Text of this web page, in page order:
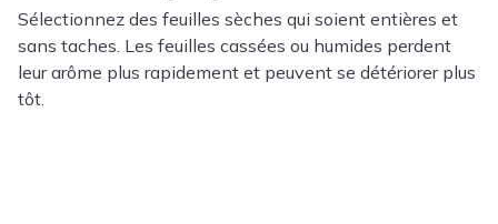
Sélectionnez des feuilles sèches qui soient entières et
sans taches. Les feuilles cassées ou humides perdent
leur arôme plus rapidement et peuvent se détériorer plus
tôt.